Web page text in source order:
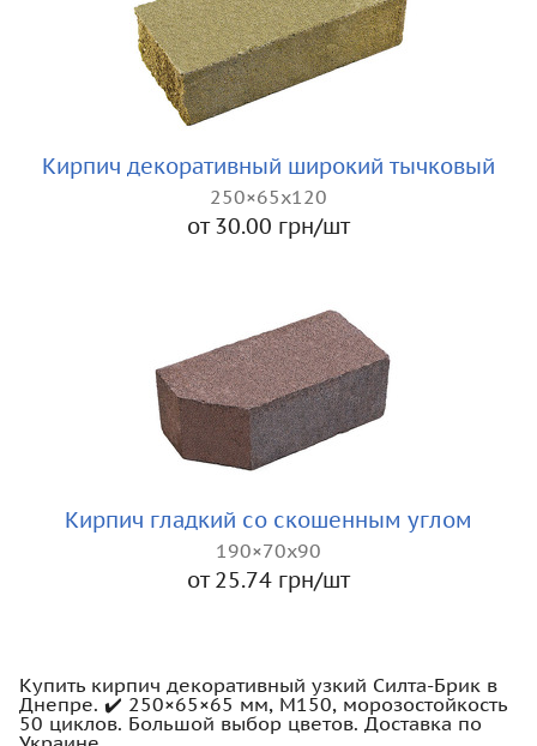
Кирпич декоративный широкий тычковый
250×65x120
от 30.00 грн/шт
Кирпич гладкий со скошенным углом
190×70x90
от 25.74 грн/шт
Купить кирпич декоративный узкий Силта-Брик в
Днепре. ✔️ 250×65×65 мм, М150, морозостойкость
50 циклов. Большой выбор цветов. Доставка по